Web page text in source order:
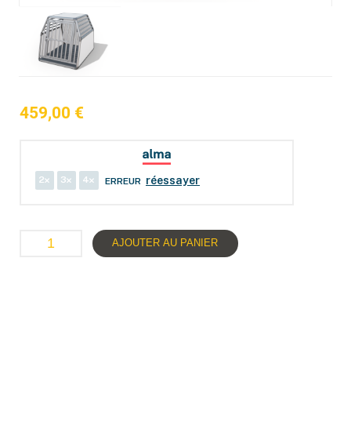
459,00 €
2 3 4 ERREUR réessayer
AJOUTER AU PANIER